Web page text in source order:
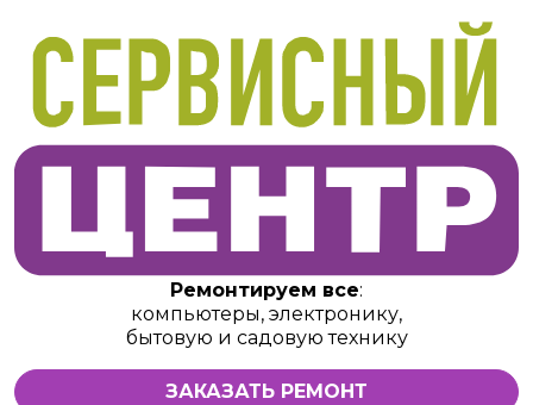
Ремонтируем все:
компьютеры, электронику,
бытовую и садовую технику
ЗАКАЗАТЬ РЕМОНТ